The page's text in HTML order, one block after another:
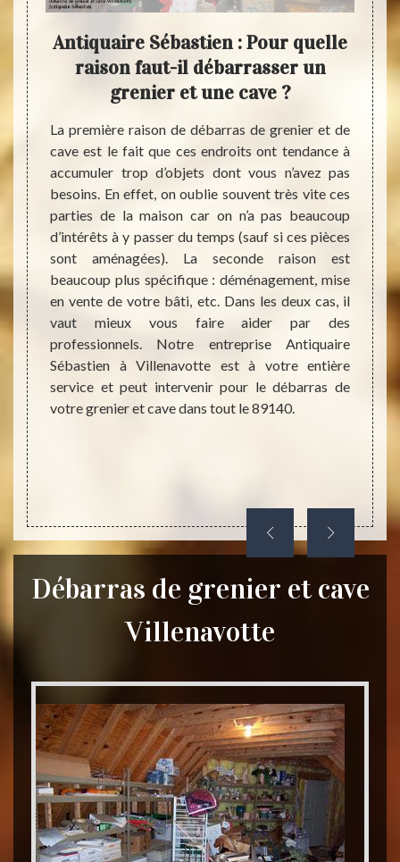
un
sont
vous
faire
des
Pour
qui
ou
le
vos
Antiquaire Sébastien : Pour quelle
raison faut-il débarrasser un
grenier et une cave ?
La première raison de débarras de grenier et de
cave est le fait que ces endroits ont tendance à
accumuler trop d’objets dont vous n’avez pas
besoins. En effet, on oublie souvent très vite ces
parties de la maison car on n’a pas beaucoup
d’intérêts à y passer du temps (sauf si ces pièces
sont aménagées). La seconde raison est
beaucoup plus spécifique : déménagement, mise
en vente de votre bâti, etc. Dans les deux cas, il
vaut mieux vous faire aider par des
professionnels. Notre entreprise Antiquaire
Sébastien à Villenavotte est à votre entière
service et peut intervenir pour le débarras de
votre grenier et cave dans tout le 89140.
En
rats
très
ses
Débarras de grenier et cave
Villenavotte